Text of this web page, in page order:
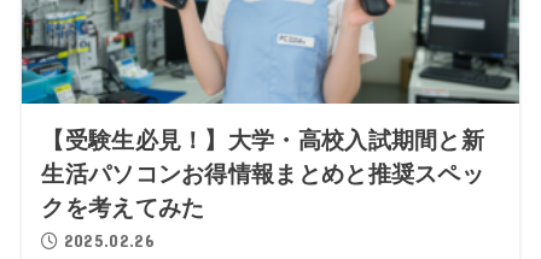
【受験生必見！】大学・高校入試期間と新
生活パソコンお得情報まとめと推奨スペッ
クを考えてみた
2025.02.26